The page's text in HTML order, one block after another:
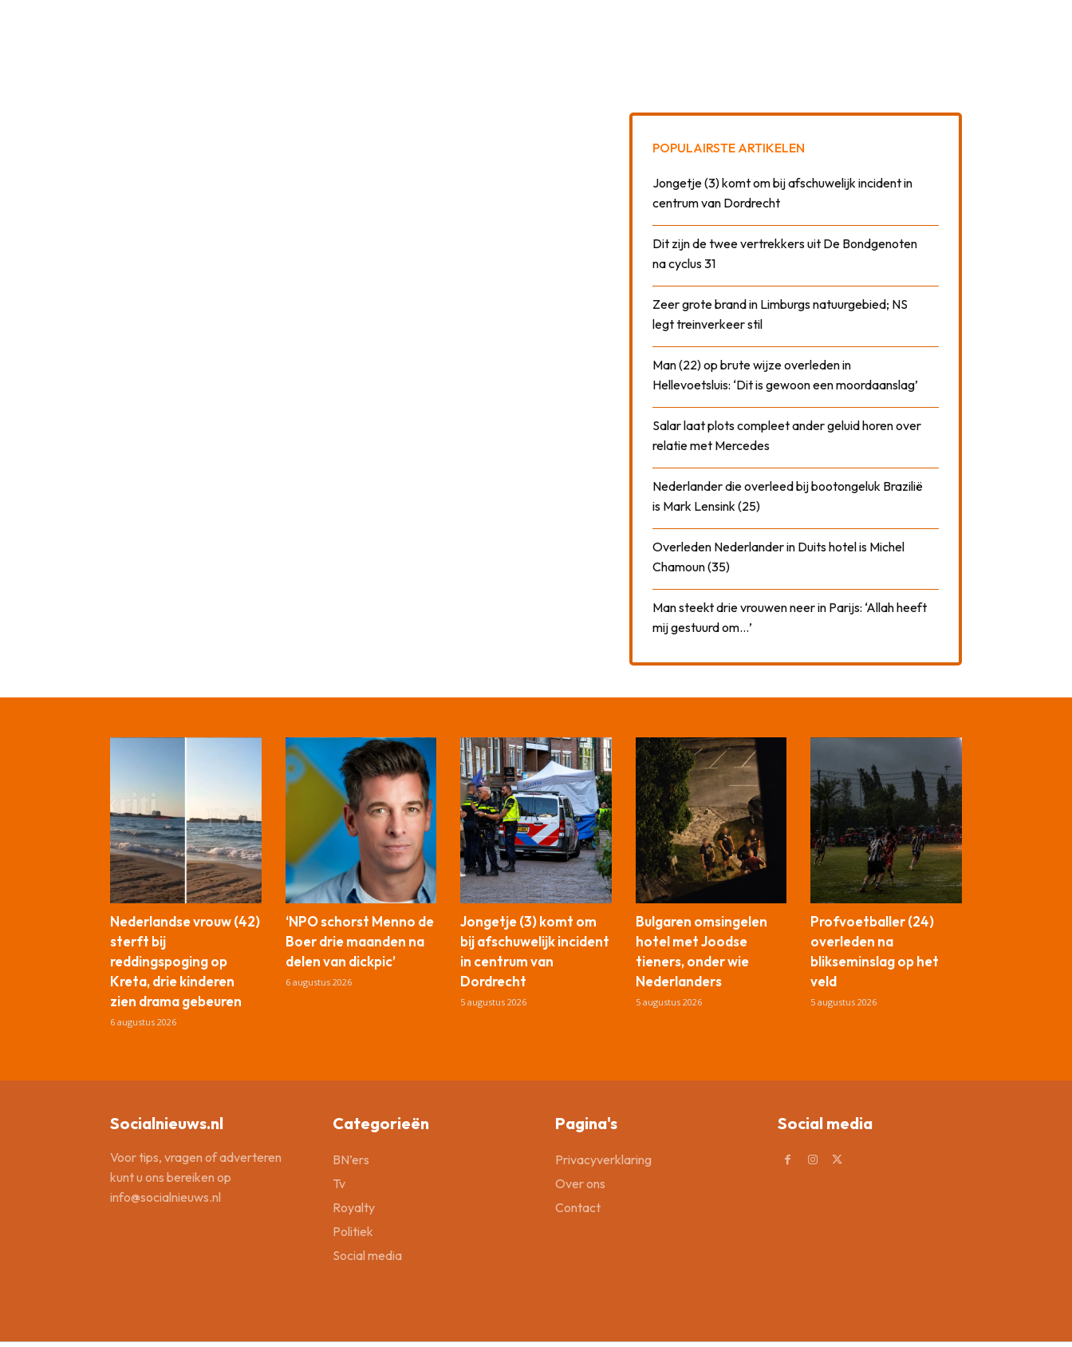
POPULAIRSTE ARTIKELEN
Jongetje (3) komt om bij afschuwelijk incident in
centrum van Dordrecht
Dit zijn de twee vertrekkers uit De Bondgenoten
na cyclus 31
Zeer grote brand in Limburgs natuurgebied; NS
legt treinverkeer stil
Man (22) op brute wijze overleden in
Hellevoetsluis: ‘Dit is gewoon een moordaanslag’
Salar laat plots compleet ander geluid horen over
relatie met Mercedes
Nederlander die overleed bij bootongeluk Brazilië
is Mark Lensink (25)
Overleden Nederlander in Duits hotel is Michel
Chamoun (35)
Man steekt drie vrouwen neer in Parijs: ‘Allah heeft
mij gestuurd om…’
Nederlandse vrouw (42)
sterft bij
reddingspoging op
Kreta, drie kinderen
zien drama gebeuren
6 augustus 2026
‘NPO schorst Menno de
Boer drie maanden na
delen van dickpic’
6 augustus 2026
Jongetje (3) komt om
bij afschuwelijk incident
in centrum van
Dordrecht
5 augustus 2026
Bulgaren omsingelen
hotel met Joodse
tieners, onder wie
Nederlanders
5 augustus 2026
Profvoetballer (24)
overleden na
blikseminslag op het
veld
5 augustus 2026
Socialnieuws.nl
Voor tips, vragen of adverteren
kunt u ons bereiken op
info@socialnieuws.nl
Categorieën
BN’ers
Tv
Royalty
Politiek
Social media
Pagina's
Privacyverklaring
Over ons
Contact
Social media